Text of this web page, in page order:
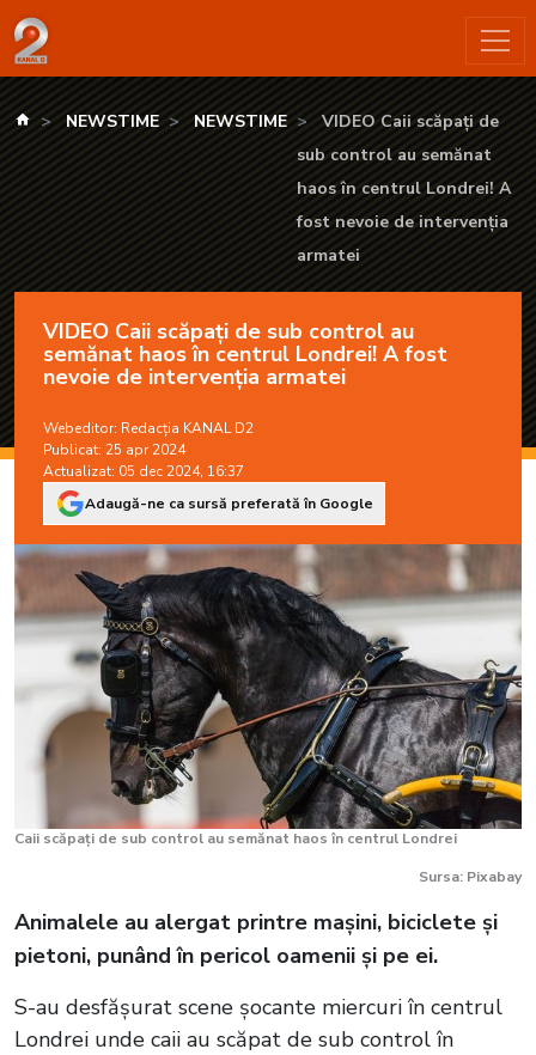
VIDEO Caii scăpați de sub control au semănat haos în
kanald.ro
NEWSTIME NEWSTIME
VIDEO Caii scăpați de
sub control au semănat
haos în centrul Londrei! A
fost nevoie de intervenția
armatei
VIDEO Caii scăpați de sub control au
semănat haos în centrul Londrei! A fost
nevoie de intervenția armatei
Webeditor: Redacția KANAL D2
Publicat: 25 apr 2024
Actualizat: 05 dec 2024, 16:37
Adaugă-ne ca sursă preferată în Google
Caii scăpați de sub control au semănat haos în centrul Londrei
Sursa: Pixabay
Animalele au alergat printre mașini, biciclete și
pietoni, punând în pericol oamenii și pe ei.
S-au desfășurat scene șocante miercuri în centrul
Londrei unde caii au scăpat de sub control în